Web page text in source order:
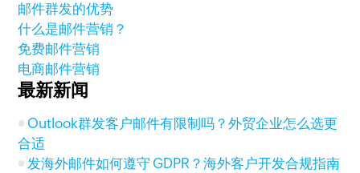
邮件群发的优势
什么是邮件营销？
免费邮件营销
电商邮件营销
最新新闻
Outlook群发客户邮件有限制吗？外贸企业怎么选更
合适
发海外邮件如何遵守 GDPR？海外客户开发合规指南